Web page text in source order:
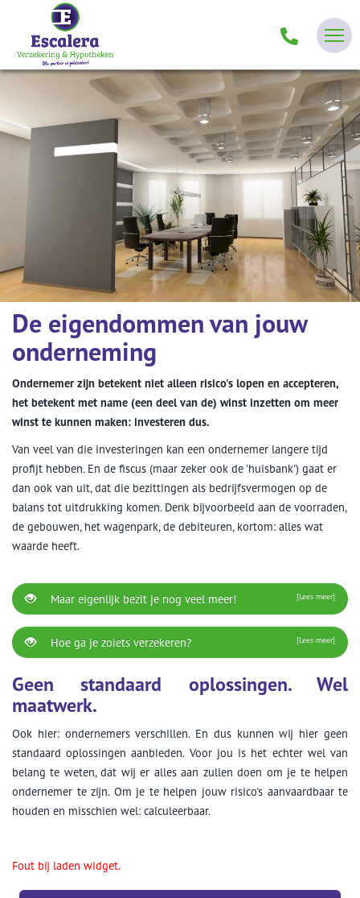
De eigendommen van jouw
onderneming
Ondernemer zijn betekent niet alleen risico's lopen en accepteren,
het betekent met name (een deel van de) winst inzetten om meer
winst te kunnen maken: investeren dus.
Van veel van die investeringen kan een ondernemer langere tijd
profijt hebben. En de fiscus (maar zeker ook de 'huisbank') gaat er
dan ook van uit, dat die bezittingen als bedrijfsvermogen op de
balans tot uitdrukking komen. Denk bijvoorbeeld aan de voorraden,
de gebouwen, het wagenpark, de debiteuren, kortom: alles wat
waarde heeft.
Maar eigenlijk bezit je nog veel meer! [Lees meer]
Hoe ga je zoiets verzekeren? [Lees meer]
Geen standaard oplossingen. Wel
maatwerk.
Ook hier: ondernemers verschillen. En dus kunnen wij hier geen
standaard oplossingen aanbieden. Voor jou is het echter wel van
belang te weten, dat wij er alles aan zullen doen om je te helpen
ondernemer te zijn. Om je te helpen jouw risico's aanvaardbaar te
houden en misschien wel: calculeerbaar.
Fout bij laden widget.